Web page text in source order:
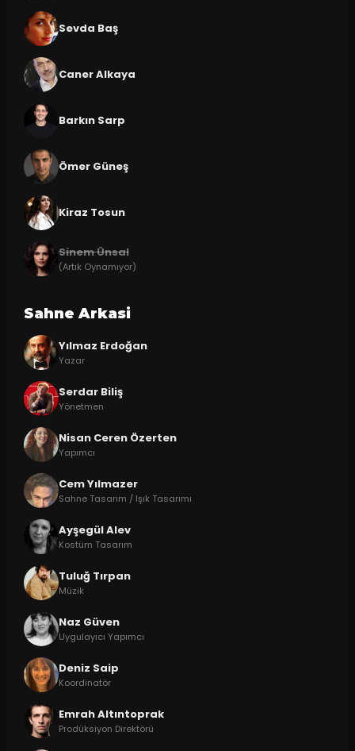
Sevda Baş
Caner Alkaya
Barkın Sarp
Ömer Güneş
Kiraz Tosun
Sinem Ünsal
(Artık Oynamıyor)
Sahne Arkasi
Yılmaz Erdoğan
Yazar
Serdar Biliş
Yönetmen
Nisan Ceren Özerten
Yapımcı
Cem Yılmazer
Sahne Tasarım / Işık Tasarımı
Ayşegül Alev
Kostüm Tasarım
Tuluğ Tırpan
Müzik
Naz Güven
Uygulayıcı Yapımcı
Deniz Saip
Koordinatör
Emrah Altıntoprak
Prodüksiyon Direktörü